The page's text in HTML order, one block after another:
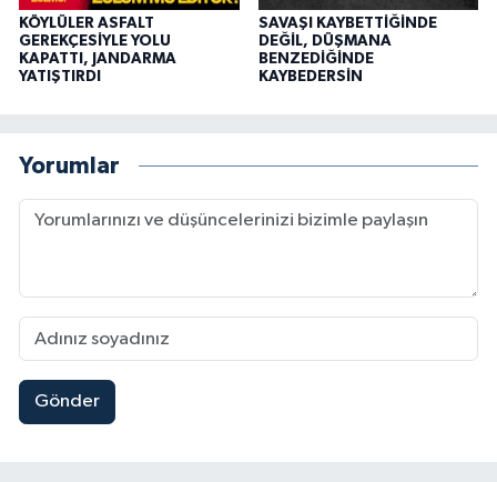
KÖYLÜLER ASFALT
GEREKÇESİYLE YOLU
KAPATTI, JANDARMA
YATIŞTIRDI
SAVAŞI KAYBETTİĞİNDE
DEĞİL, DÜŞMANA
BENZEDİĞİNDE
KAYBEDERSİN
Yorumlar
Gönder